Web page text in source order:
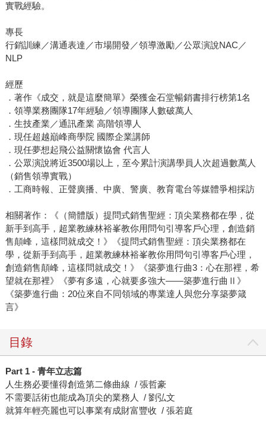
實戰經驗。
專長
行銷訓練／溝通表達／市場開發／領導激勵／公眾演說NAC／
NLP
經歷
．著作《成交，就是這麼簡單》榮獲金石堂暢銷書排行榜第1名
．領導業務團隊17年經驗／領導團隊人數破萬人
．生技產業／通訊產業 高階領導人
．現任超越巔峰商學院 國際企業講師
．現任夢想起飛公益關懷協會 代言人
．公眾演說將近3500場以上，至今累計演講學員人次超過數萬人
（銷售領導實戰）
．工商時報、正聲廣播、中廣、警廣、教育電台等媒體爭相採訪
相關著作：《（簡體版）提問式銷售聖經：頂尖業務都在學，從
新手到高手，超業教練林裕峯教你用問句引導客戶心理，創造銷
售顛峰，這樣問就成交！》《提問式銷售聖經：頂尖業務都在
學，從新手到高手，超業教練林裕峯教你用問句引導客戶心理，
創造銷售顛峰，這樣問就成交！》《築夢進行曲3：心在那裡，希
望就在那裡》《夢有多遠，心就要多強大——築夢進行曲Ⅱ》
《築夢進行曲：20位來自不同領域的專業達人與您分享築夢箴
言》
目錄
Part 1 - 青年立志篇
人生務必要懂得創造第二條曲線 / 張哲豪
不需要話術也能成為頂尖的業務人 / 劉弘文
就算年輕亮麗也可以事業有成財富豐收 / 張若庭